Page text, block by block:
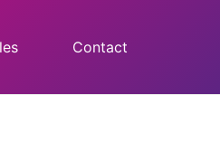
Contact